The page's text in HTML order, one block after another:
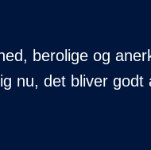
berolige og
nu, det bliver godt